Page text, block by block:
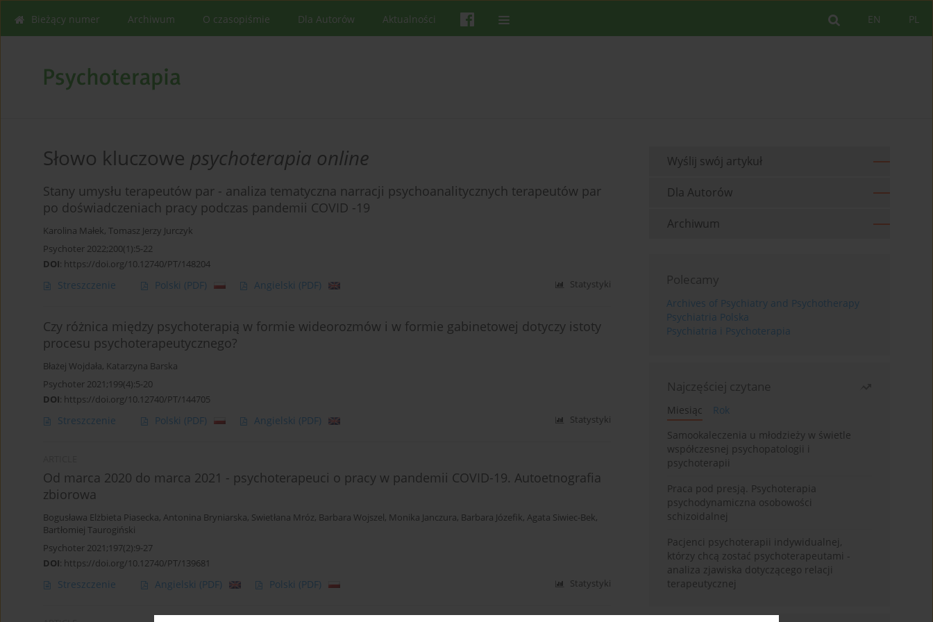
PL
EN
Bieżący numer Archiwum O czasopiśmie Dla Autorów Aktualności
Słowo kluczowe psychoterapia online
Stany umysłu terapeutów par - analiza tematyczna narracji psychoanalitycznych terapeutów par
po doświadczeniach pracy podczas pandemii COVID -19
Karolina Małek, Tomasz Jerzy Jurczyk
Psychoter 2022;200(1):5-22
DOI: https://doi.org/10.12740/PT/148204
Streszczenie Polski (PDF) Angielski (PDF) Statystyki
Czy różnica między psychoterapią w formie wideorozmów i w formie gabinetowej dotyczy istoty
procesu psychoterapeutycznego?
Błażej Wojdała, Katarzyna Barska
Psychoter 2021;199(4):5-20
DOI: https://doi.org/10.12740/PT/144705
Streszczenie Polski (PDF) Angielski (PDF) Statystyki
Od marca 2020 do marca 2021 - psychoterapeuci o pracy w pandemii COVID-19. Autoetnografia
zbiorowa
Bogusława Elżbieta Piasecka, Antonina Bryniarska, Swietłana Mróz, Barbara Wojszel, Monika Janczura, Barbara Józefik, Agata Siwiec-Bek,
Bartłomiej Taurogiński
Psychoter 2021;197(2):9-27
DOI: https://doi.org/10.12740/PT/139681
Streszczenie Angielski (PDF) Polski (PDF) Statystyki
Wyślij swój artykuł
Dla Autorów
Archiwum
Polecamy
Archives of Psychiatry and Psychotherapy
Psychiatria Polska
Psychiatria i Psychoterapia
Najczęściej czytane
Miesiąc
Rok
Samookaleczenia u młodzieży w świetle
współczesnej psychopatologii i
psychoterapii
Praca pod presją. Psychoterapia
psychodynamiczna osobowości
schizoidalnej
Pacjenci psychoterapii indywidualnej,
którzy chcą zostać psychoterapeutami -
analiza zjawiska dotyczącego relacji
terapeutycznej